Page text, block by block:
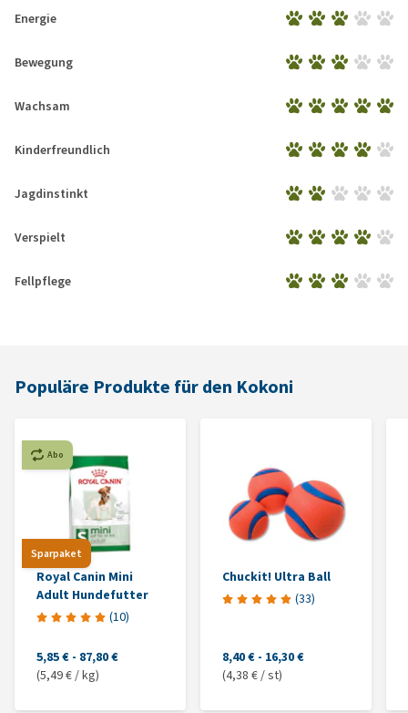
Energie
Bewegung
Wachsam
Kinderfreundlich
Jagdinstinkt
Verspielt
Fellpflege
Populäre Produkte für den Kokoni
Sparpaket
Abo
Royal Canin Mini
Adult Hundefutter
(10)
5,85 € - 87,80 €
(5,49 € / kg)
Chuckit! Ultra Ball
(33)
8,40 € - 16,30 €
(4,38 € / st)